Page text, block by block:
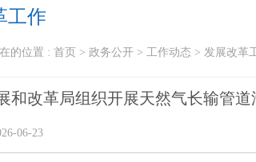
工作
的位置 : 首页 > 政务公开 > 工作动态 > 发展改革
和改革局组织开展天然气长输管道
06-23